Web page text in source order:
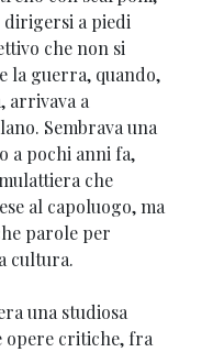
a piedi
che non si
la guerra, quando,
arrivava a
Sembrava una
a pochi anni fa,
che
al capoluogo, ma
parole per
cultura.
una studiosa
opere critiche, fra